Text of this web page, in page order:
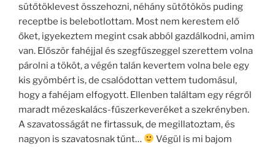
sütőtöklevest összehozni, néhány sütőtökös puding
receptbe is belebotlottam. Most nem kerestem elő
őket, igyekeztem megint csak abból gazdálkodni, amim
van. Először fahéjjal és szegfűszeggel szerettem volna
párolni a tököt, a végén talán kevertem volna bele egy
kis gyömbért is, de csalódottan vettem tudomásul,
hogy a fahéjam elfogyott. Ellenben találtam egy régről
maradt mézeskalács-fűszerkeveréket a szekrényben.
A szavatosságát ne firtassuk, de megillatoztam, és
nagyon is szavatosnak tűnt…
Végül is mi bajom